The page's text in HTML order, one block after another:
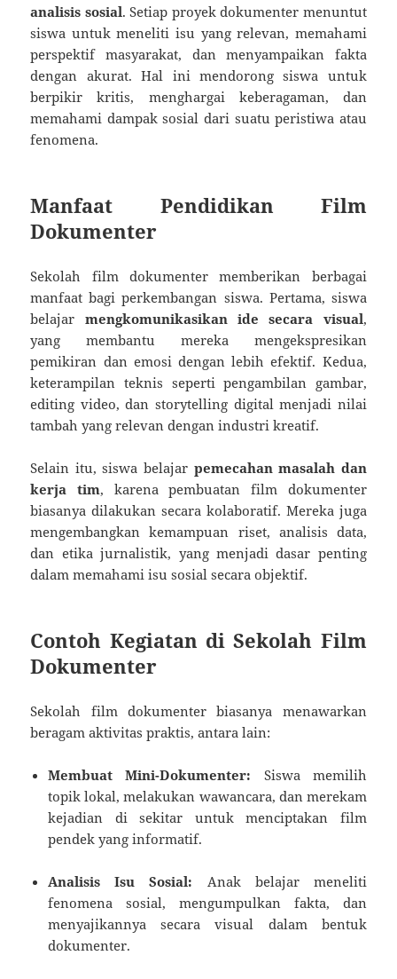
analisis sosial. Setiap proyek dokumenter menuntut
siswa untuk meneliti isu yang relevan, memahami
perspektif masyarakat, dan menyampaikan fakta
dengan akurat. Hal ini mendorong siswa untuk
berpikir kritis, menghargai keberagaman, dan
memahami dampak sosial dari suatu peristiwa atau
fenomena.
Manfaat Pendidikan Film
Dokumenter
Sekolah film dokumenter memberikan berbagai
manfaat bagi perkembangan siswa. Pertama, siswa
belajar mengkomunikasikan ide secara visual,
yang membantu mereka mengekspresikan
pemikiran dan emosi dengan lebih efektif. Kedua,
keterampilan teknis seperti pengambilan gambar,
editing video, dan storytelling digital menjadi nilai
tambah yang relevan dengan industri kreatif.
Selain itu, siswa belajar pemecahan masalah dan
kerja tim, karena pembuatan film dokumenter
biasanya dilakukan secara kolaboratif. Mereka juga
mengembangkan kemampuan riset, analisis data,
dan etika jurnalistik, yang menjadi dasar penting
dalam memahami isu sosial secara objektif.
Contoh Kegiatan di Sekolah Film
Dokumenter
Sekolah film dokumenter biasanya menawarkan
beragam aktivitas praktis, antara lain:
Membuat Mini-Dokumenter: Siswa memilih
topik lokal, melakukan wawancara, dan merekam
kejadian di sekitar untuk menciptakan film
pendek yang informatif.
Analisis Isu Sosial: Anak belajar meneliti
fenomena sosial, mengumpulkan fakta, dan
menyajikannya secara visual dalam bentuk
dokumenter.